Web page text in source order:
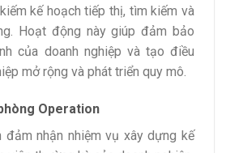
kế hoạch tiếp thị, tìm kiếm và
Hoạt động này giúp đảm bảo
của doanh nghiệp và tạo điều
mở rộng và phát triển quy mô.
Operation
đảm nhận nhiệm vụ xây dựng kế